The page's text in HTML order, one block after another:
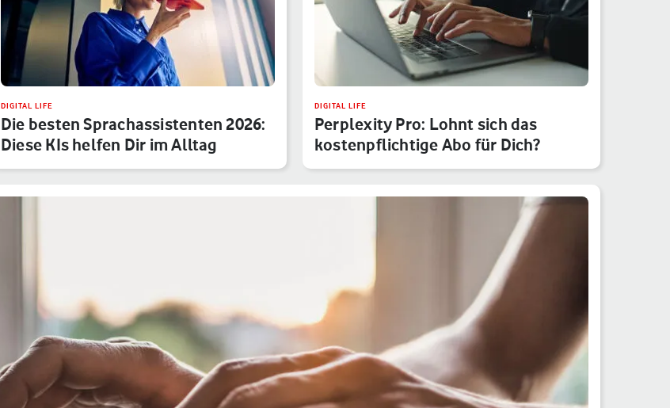
DIGITAL LIFE
Die besten Sprachassistenten 2026:
Diese KIs helfen Dir im Alltag
DIGITAL LIFE
Perplexity Pro: Lohnt sich das
kostenpflichtige Abo für Dich?